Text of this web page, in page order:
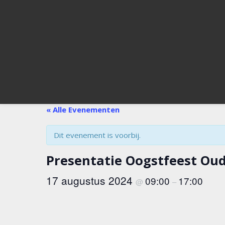
« Alle Evenementen
Dit evenement is voorbij.
Presentatie Oogstfeest
17 augustus 2024 @ 09:00 – 17:00